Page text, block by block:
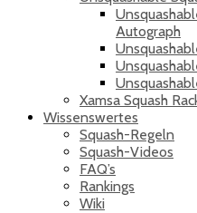
Autograph
Xamsa Squash
Wissenswertes
Squash-Regeln
Squash-Videos
FAQ’s
Rankings
Wiki